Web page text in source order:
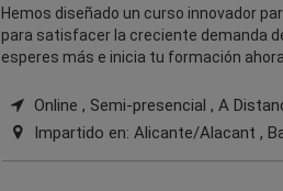
Hemos diseñado un curso innovador
para satisfacer la creciente demanda
esperes más e inicia tu formación
Online , Semi-presencial , A
Impartido en: Alicante/Alacant ,